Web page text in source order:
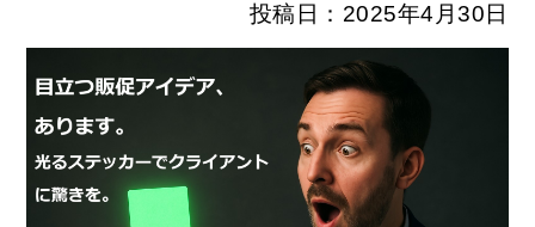
投稿日：2025年4月30日